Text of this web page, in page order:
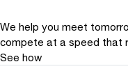
We help you meet
compete at a speed that
See how